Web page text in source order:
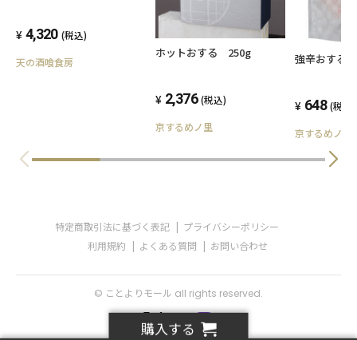
購入する
4,320 (税込)
天の酒喰食房
ホットおする 250g
2,376 (税込)
京するめノ里
強辛おする
648 (税込)
京するめノ里
特定商取引法に基づく表記
プライバシーポリシー
利用規約
よくある質問 お問い合わせ
© ことよりモール all rights reserved.